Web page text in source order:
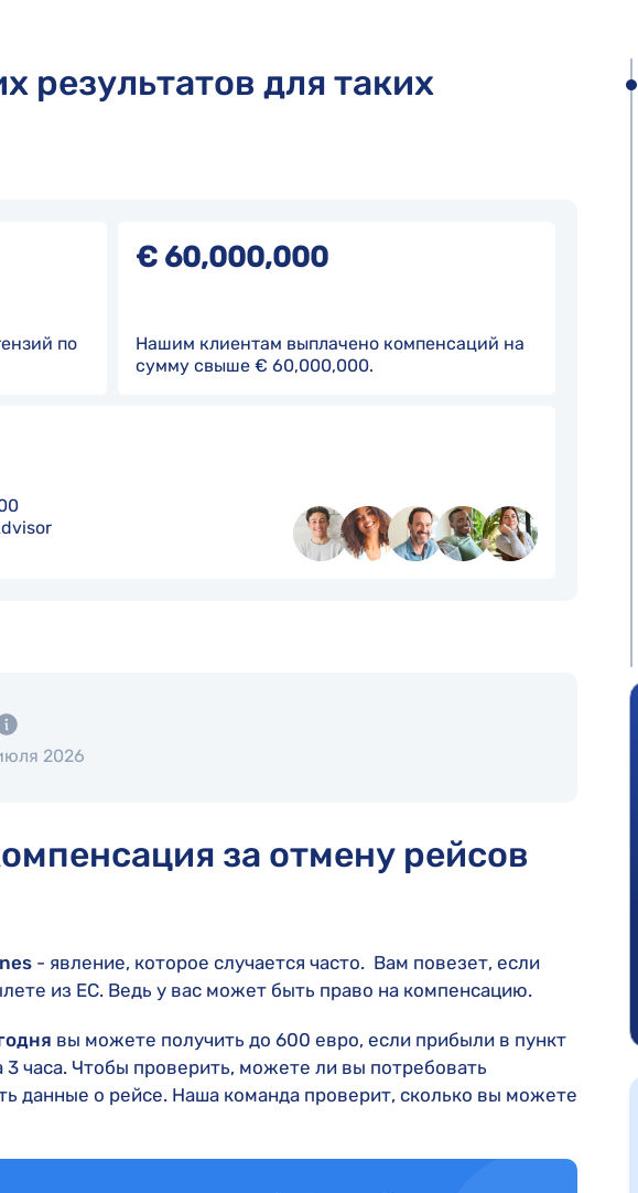
результатов для таких
по
€ 60,000,000
Нашим клиентам выплачено компенсаций на
сумму свыше € 60,000,000.
2026
за отмену рейсов
- явление, которое случается часто. Вам повезет, если
из ЕС. Ведь у вас может быть право на компенсацию.
вы можете получить до 600 евро, если прибыли в пункт
часа. Чтобы проверить, можете ли вы потребовать
данные о рейсе. Наша команда проверит, сколько вы можете